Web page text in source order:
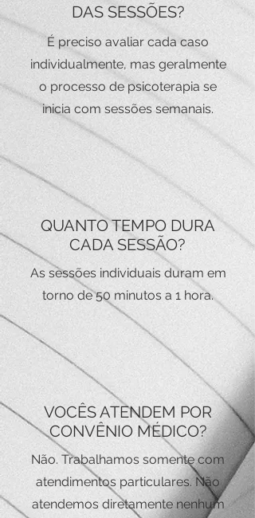
DAS SESSÕES?
É preciso avaliar cada caso
individualmente, mas geralmente
o processo de psicoterapia se
inicia com sessões semanais.
QUANTO TEMPO DURA
CADA SESSÃO?
As sessões individuais duram em
torno de 50 minutos a 1 hora.
VOCÊS ATENDEM POR
CONVÊNIO MÉDICO?
Não. Trabalhamos somente com
atendimentos particulares. Não
atendemos diretamente nenhum